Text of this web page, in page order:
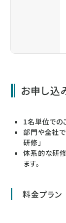
お申し込
1名単位での
部門や全社
研修」
体系的な研
ます。
料金プラン